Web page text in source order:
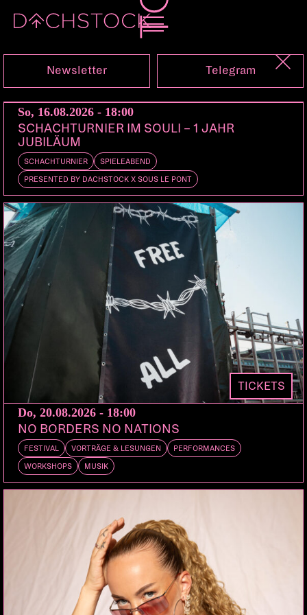
Sa, 15.12.2001
DOORS:22:30
feat dj’s
– ramax
– selectah J
– SMAT
– SWo
special guest:
DANNY MCMILLAN [IN-FLIGHT
ENTERTAINMENT/GB]
Newsletter Telegram
So, 16.08.2026 - 18:00
SCHACHTURNIER IM SOULI – 1 JAHR
JUBILÄUM
SCHACHTURNIER SPIELEABEND
PRESENTED BY DACHSTOCK X SOUS LE PONT
TICKETS
Do, 20.08.2026 - 18:00
NO BORDERS NO NATIONS
FESTIVAL VORTRÄGE & LESUNGEN PERFORMANCES
WORKSHOPS MUSIK